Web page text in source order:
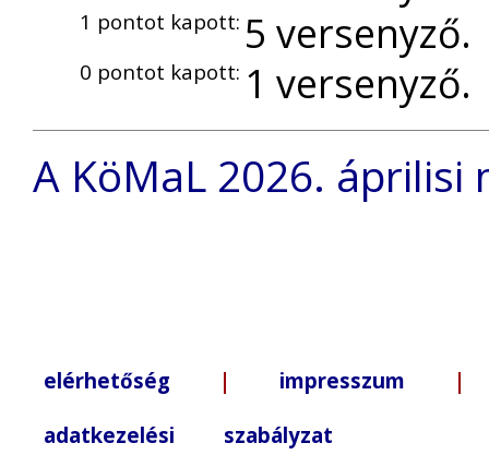
1 pontot kapott: 5 versenyző.
0 pontot kapott: 1 versenyző.
A KöMaL 2026.
elérhetőség | impresszum |
adatkezelési szabályzat